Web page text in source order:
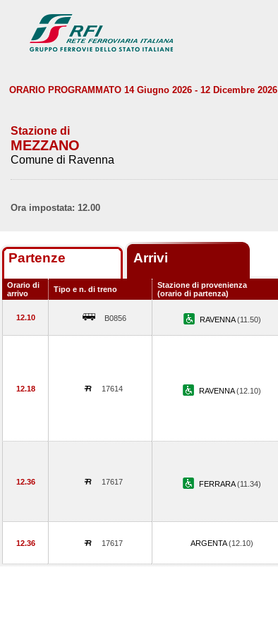
ORARIO PROGRAMMATO 14 Giugno 2026 - 12 Dicembre 2026
Stazione di
MEZZANO
Comune di Ravenna
Ora impostata: 12.00
Partenze Arrivi
Orario di
arrivo
Tipo e n. di treno
Stazione di provenienza
(orario di partenza)
12.10 B0856 RAVENNA(11.50)
12.18 17614 RAVENNA(12.10)
12.36 17617 FERRARA(11.34)
12.36 17617 ARGENTA(12.10)